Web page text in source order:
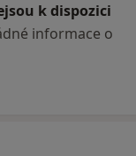
k dispozici
informace o